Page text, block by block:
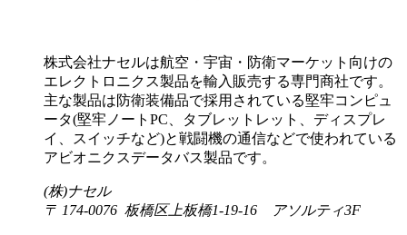
株式会社ナセルは航空・宇宙・防衛マーケット向けの
エレクトロニクス製品を輸入販売する専門商社です。
主な製品は防衛装備品で採用されている堅牢コンピュ
ータ(堅牢ノートPC、タブレットレット、ディスプレ
イ、スイッチなど)と戦闘機の通信などで使われている
アビオニクスデータバス製品です。
(株)ナセル
〒 174-0076 板橋区上板橋1-19-16 アソルティ3F